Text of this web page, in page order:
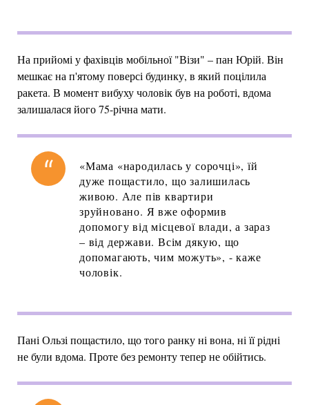
На прийомі у фахівців мобільної "Візи" – пан Юрій. Він
мешкає на п'ятому поверсі будинку, в який поцілила
ракета. В момент вибуху чоловік був на роботі, вдома
залишалася його 75-річна мати.
«Мама «народилась у сорочці», їй
дуже пощастило, що залишилась
живою. Але пів квартири
зруйновано. Я вже оформив
допомогу від місцевої влади, а зараз
– від держави. Всім дякую, що
допомагають, чим можуть», - каже
чоловік.
Пані Ользі пощастило, що того ранку ні вона, ні її рідні
не були вдома. Проте без ремонту тепер не обійтись.